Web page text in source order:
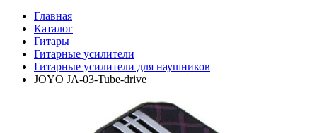
Главная
Каталог
Гитары
Гитарные усилители
Гитарные усилители для наушников
JOYO JA-03-Tube-drive